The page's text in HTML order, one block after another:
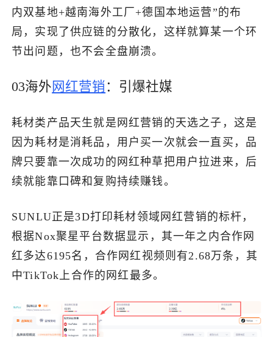
内双基地+越南海外工厂+德国本地运营”的布
局，实现了供应链的分散化，这样就算某一个环
节出问题，也不会全盘崩溃。
03海外网红营销 ：引爆社媒
耗材类产品天生就是网红营销的天选之子，这是
因为耗材是消耗品，用户买一次就会一直买，品
牌只要靠一次成功的网红种草把用户拉进来，后
续就能靠口碑和复购持续赚钱。
SUNLU正是3D打印耗材领域网红营销的标杆，
根据Nox聚星平台数据显示，其一年之内合作网
红多达6195名，合作网红视频则有2.68万条，其
中TikTok上合作的网红最多。